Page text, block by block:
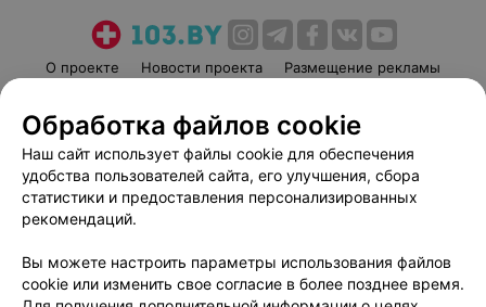
О проекте Новости проекта
Размещение рекламы
Пользовательское соглашение
Способы оплаты
Вакансии
Партнеры
Написать руководителю 103.by
Обработка персональных данных
Обработка файлов cookie
Наш сайт использует файлы cookie для обеспечения
удобства пользователей сайта, его улучшения, сбора
статистики и предоставления персонализированных
рекомендаций.
Вы можете настроить параметры использования файлов
cookie или изменить свое согласие в более позднее время.